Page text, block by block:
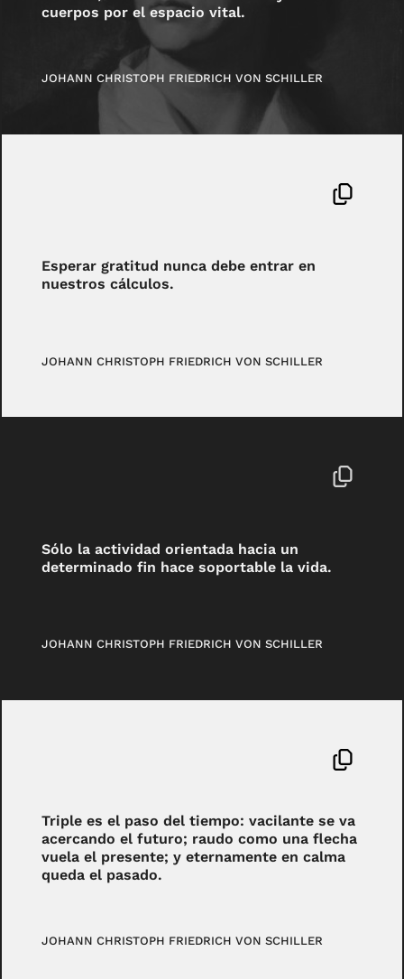
cuerpos por el espacio vital.
JOHANN CHRISTOPH FRIEDRICH VON SCHILLER
Esperar gratitud nunca debe entrar en
nuestros cálculos.
JOHANN CHRISTOPH FRIEDRICH VON SCHILLER
Sólo la actividad orientada hacia un
determinado fin hace soportable la vida.
JOHANN CHRISTOPH FRIEDRICH VON SCHILLER
Triple es el paso del tiempo: vacilante se va
acercando el futuro; raudo como una flecha
vuela el presente; y eternamente en calma
queda el pasado.
JOHANN CHRISTOPH FRIEDRICH VON SCHILLER